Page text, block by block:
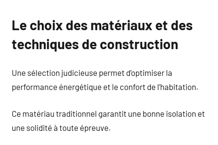
Le choix des matériaux et des
techniques de construction
Une sélection judicieuse permet d’optimiser la
performance énergétique et le confort de l’habitation.
Ce matériau traditionnel garantit une bonne isolation et
une solidité à toute épreuve.